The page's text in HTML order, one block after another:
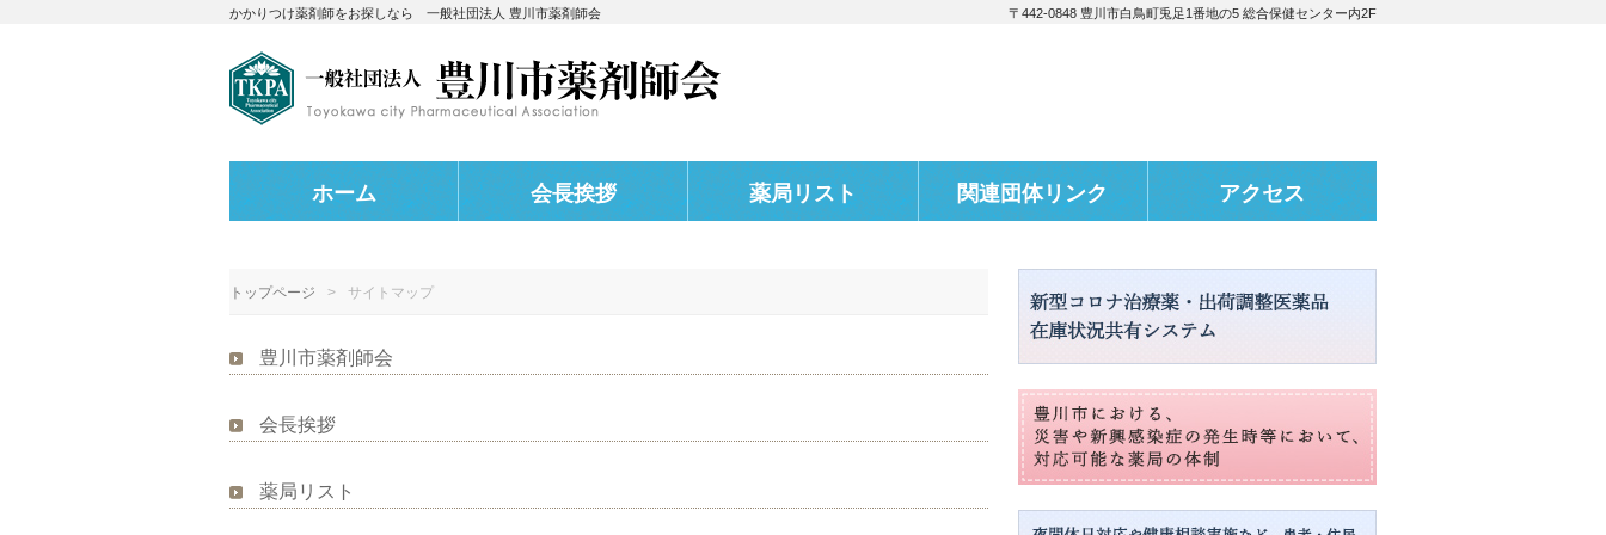
かかりつけ薬剤師をお探しなら 一般社団法人 豊川市薬剤師会 〒442-0848 豊川市白鳥町兎足1番地の5 総合保健センター内2F
ホーム 会長挨拶 薬局リスト 関連団体リンク アクセス
トップページ サイトマップ
豊川市薬剤師会
会長挨拶
薬局リスト